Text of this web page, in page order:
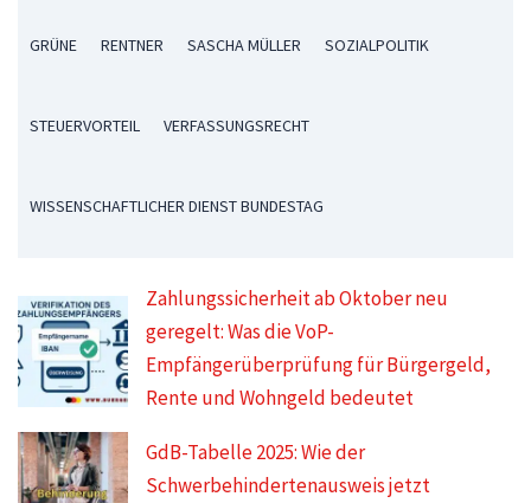
GRÜNE RENTNER SASCHA MÜLLER SOZIALPOLITIK
STEUERVORTEIL VERFASSUNGSRECHT
WISSENSCHAFTLICHER DIENST BUNDESTAG
Zahlungssicherheit ab Oktober neu
geregelt: Was die VoP-
Empfängerüberprüfung für Bürgergeld,
Rente und Wohngeld bedeutet
GdB-Tabelle 2025: Wie der
Schwerbehindertenausweis jetzt